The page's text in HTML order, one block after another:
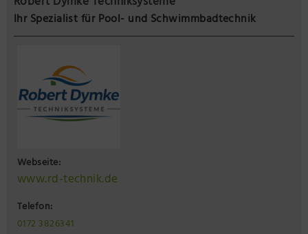
Ihr Spezialist für Pool- und Schwimmbadtechnik
Webseite:
www.rd-technik.de
Telefon:
0172 3826341